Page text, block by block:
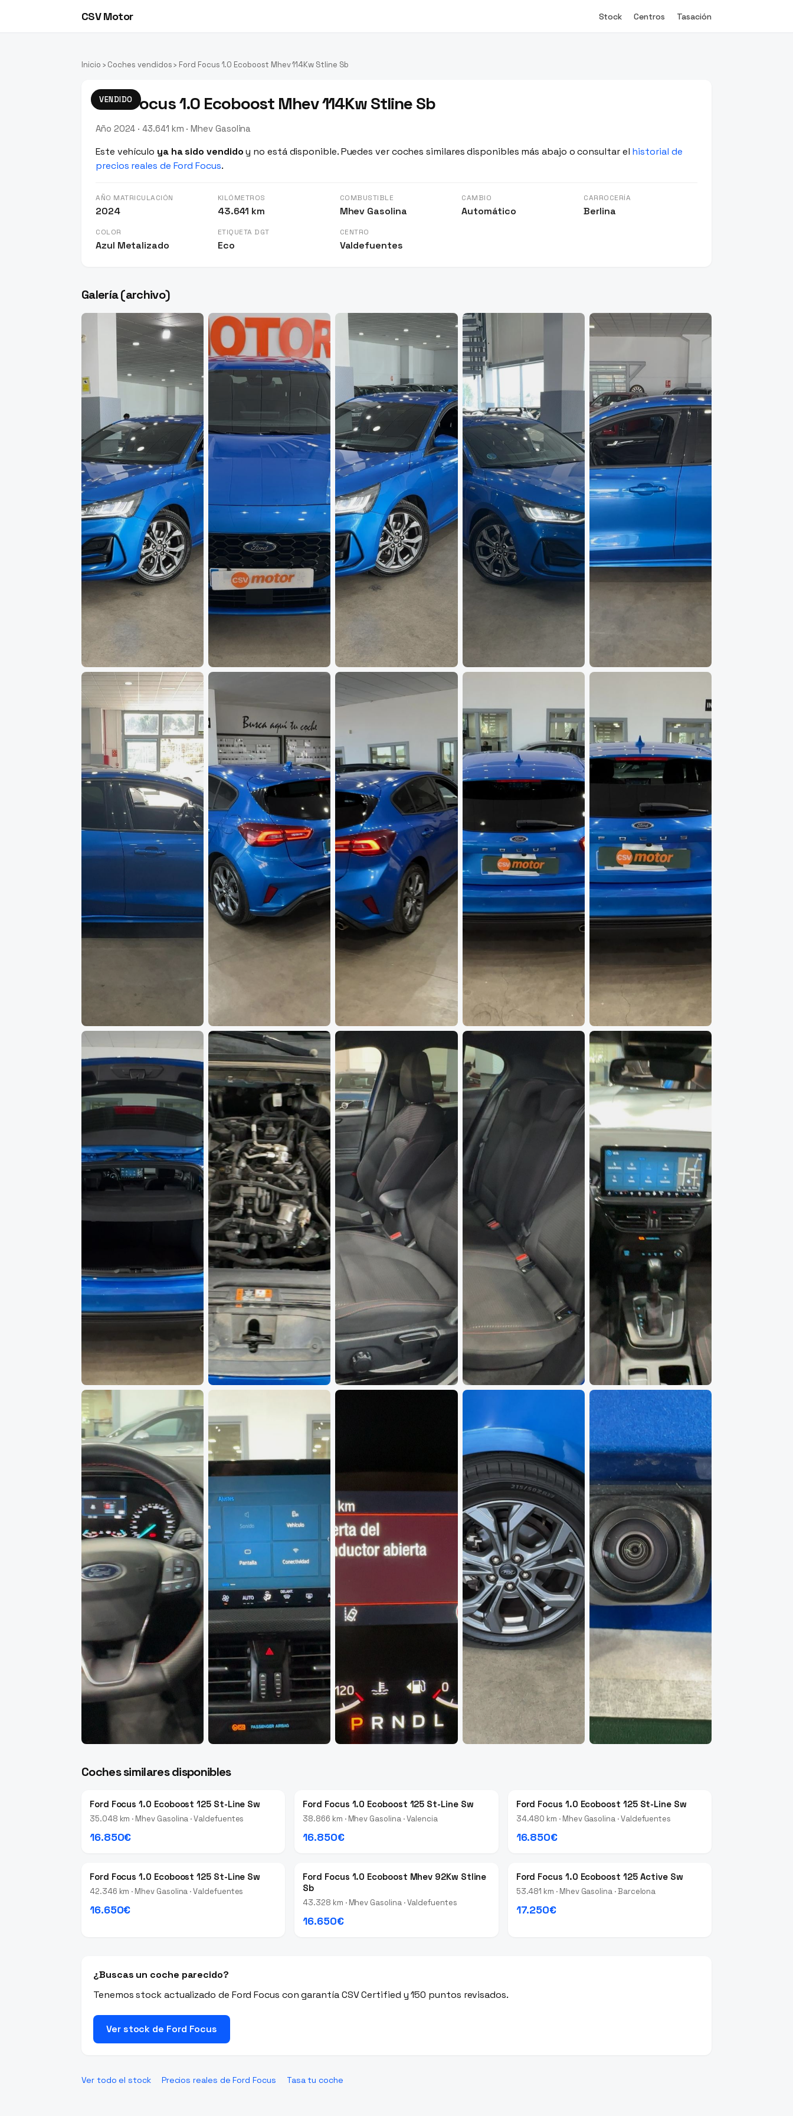
CSV Motor Stock Centros Tasación
Inicio › Coches vendidos› Ford Focus 1.0 Ecoboost Mhev 114Kw Stline Sb
VENDIDO
Ford Focus 1.0 Ecoboost Mhev 114Kw Stline Sb
Año 2024 · 43.641 km · Mhev Gasolina
Este vehículo ya ha sido vendidoy no está disponible. Puedes ver coches similares disponibles más abajo o consultar el historial de
precios reales de Ford Focus.
AÑO MATRICULACIÓN
2024
KILÓMETROS
43.641 km
COMBUSTIBLE
Mhev Gasolina
CAMBIO
Automático
CARROCERÍA
Berlina
COLOR
Azul Metalizado
ETIQUETA DGT
Eco
CENTRO
Valdefuentes
Galería (archivo)
Coches similares disponibles
Ford Focus 1.0 Ecoboost 125 St-Line Sw
35.048 km · Mhev Gasolina · Valdefuentes
16.850€
Ford Focus 1.0 Ecoboost 125 St-Line Sw
38.866 km · Mhev Gasolina · Valencia
16.850€
Ford Focus 1.0 Ecoboost 125 St-Line Sw
34.480 km · Mhev Gasolina · Valdefuentes
16.850€
Ford Focus 1.0 Ecoboost 125 St-Line Sw
42.346 km · Mhev Gasolina · Valdefuentes
16.650€
Ford Focus 1.0 Ecoboost Mhev 92Kw Stline
Sb
43.328 km · Mhev Gasolina · Valdefuentes
16.650€
Ford Focus 1.0 Ecoboost 125 Active Sw
53.481 km · Mhev Gasolina · Barcelona
17.250€
¿Buscas un coche parecido?
Tenemos stock actualizado de Ford Focus con garantía CSV Certified y 150 puntos revisados.
Ver stock de Ford Focus
Ver todo el stock Precios reales de Ford Focus Tasa tu coche